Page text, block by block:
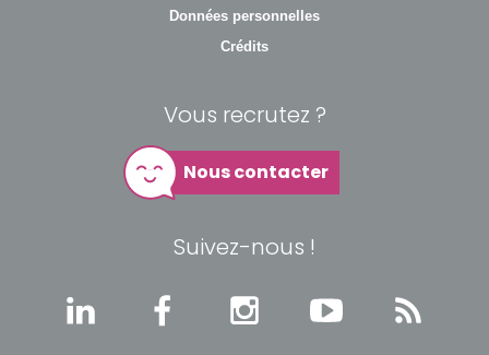
Données personnelles
Crédits
Vous recrutez ?
Nous contacter
Suivez-nous !